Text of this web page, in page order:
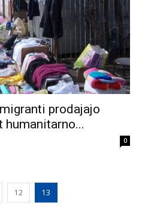
prodajajo
humanitarno...
0
12 13